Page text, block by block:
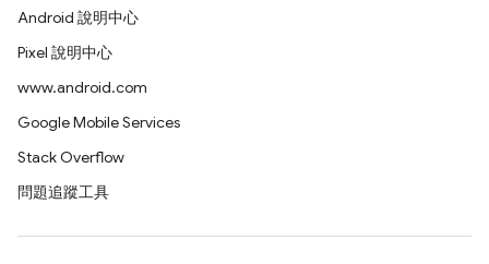
Android 說明中心
Pixel 說明中心
www.android.com
Google Mobile Services
Stack Overflow
問題追蹤工具